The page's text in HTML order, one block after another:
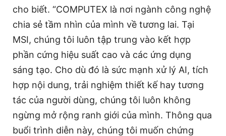
cho biết. “COMPUTEX là nơi ngành công nghệ
chia sẻ tầm nhìn của mình về tương lai. Tại
MSI, chúng tôi luôn tập trung vào kết hợp
phần cứng hiệu suất cao và các ứng dụng
sáng tạo. Cho dù đó là sức mạnh xử lý AI, tích
hợp nội dung, trải nghiệm thiết kế hay tương
tác của người dùng, chúng tôi luôn không
ngừng mở rộng ranh giới của mình. Thông qua
buổi trình diễn này, chúng tôi muốn chứng